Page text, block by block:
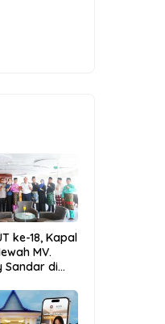
ke-18, Kapal
MV.
Sandar di
Siap